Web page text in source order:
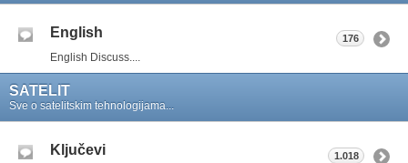
English
English Discuss....
176
SATELIT
Sve o satelitskim tehnologijama...
Ključevi 1.018